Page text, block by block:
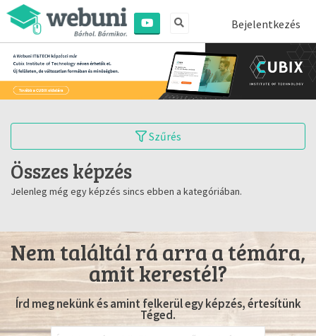
Bejelentkezés
Szűrés
Összes képzés
Jelenleg még egy képzés sincs ebben a kategóriában.
Nem találtál rá arra a témára,
amit kerestél?
Írd meg nekünk és amint felkerül egy képzés, értesítünk
Téged.